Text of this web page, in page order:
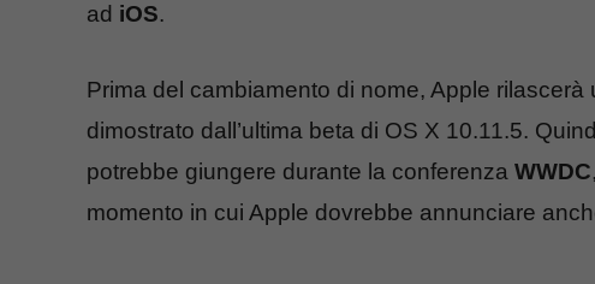
ad iOS.
Prima del cambiamento di nome, Apple
dimostrato dall’ultima beta di OS X 10.11.5.
potrebbe giungere durante la conferenza WWDC
momento in cui Apple dovrebbe annunciare